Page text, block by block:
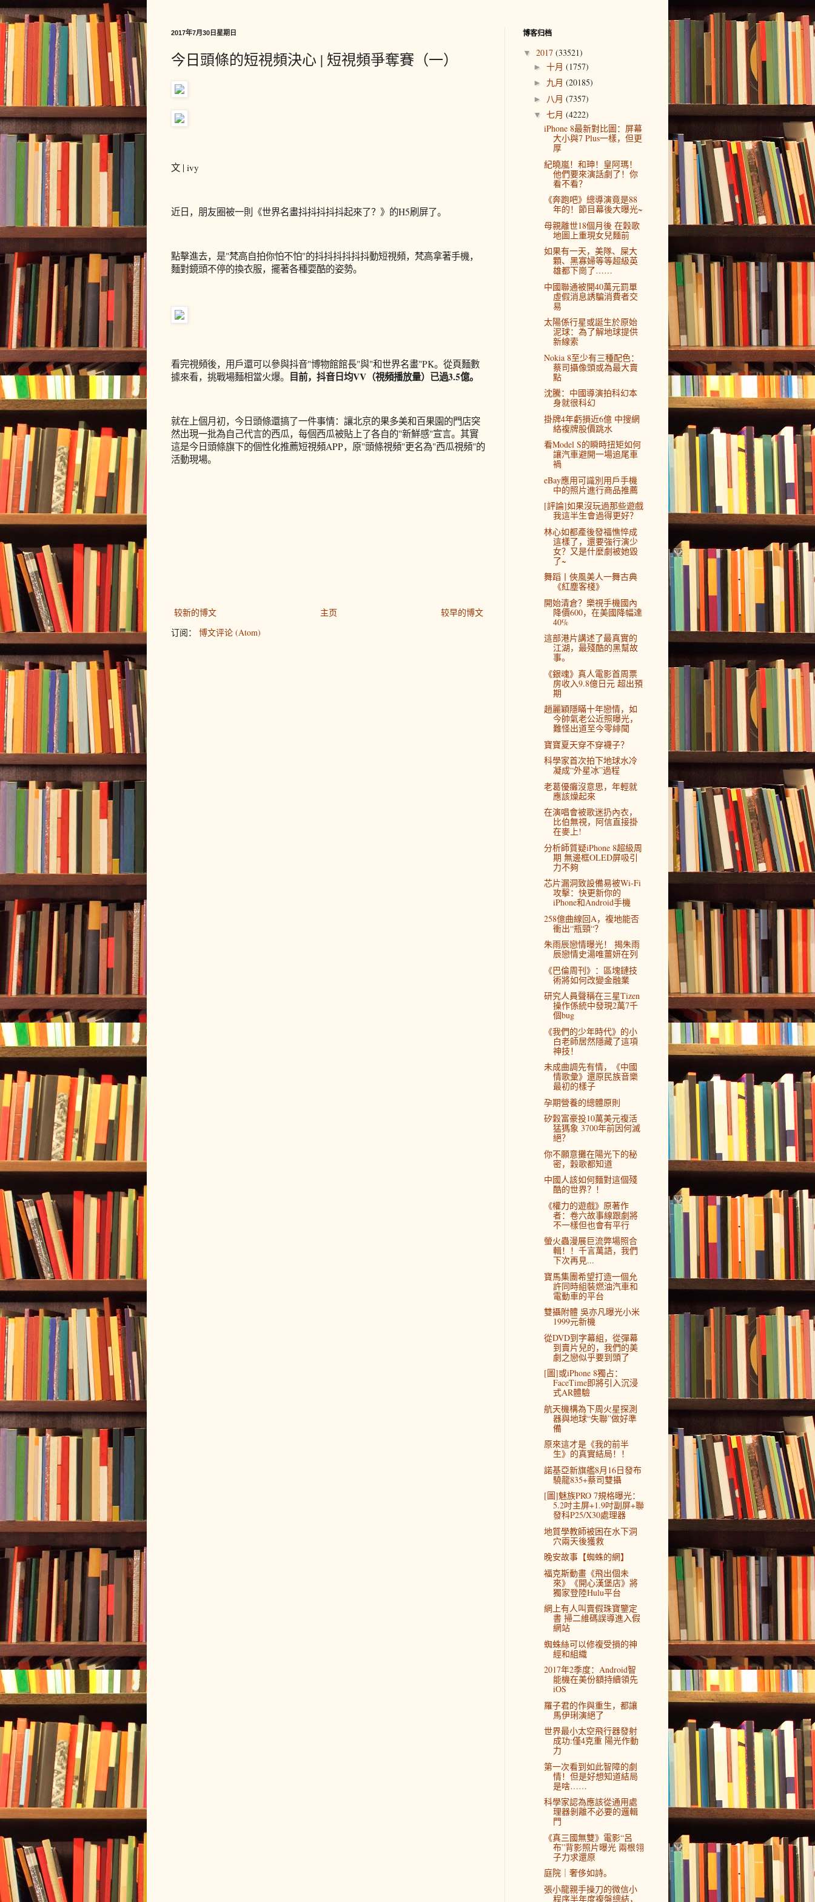
2017年7月30日星期日
今日頭條的短視頻決心 | 短視頻爭奪賽（一）
文 | ivy
近日，朋友圈被一則《世界名畫抖抖抖抖抖起來了？》的H5刷屏了。
點擊進去，是"梵高自拍你怕不怕"的抖抖抖抖抖抖動短視頻，梵高拿著手機，
麵對鏡頭不停的換衣服，擺著各種耍酷的姿勢。
看完視頻後，用戶還可以參與抖音"博物館館長"與"和世界名畫"PK。從頁麵數
據來看，挑戰場麵相當火爆。 目前，抖音日均VV（視頻播放量）已過3.5億。
就在上個月初，今日頭條還搞了一件事情：讓北京的果多美和百果園的門店突
然出現一批為自己代言的西瓜，每個西瓜被貼上了各自的"新鮮感"宣言。其實
這是今日頭條旗下的個性化推薦短視頻APP，原"頭條視頻"更名為"西瓜視頻"的
活動現場。
较新的博文 较早的博文
主页
订阅： 博文评论 (Atom)
博客归档
▼ 2017 (33521)
► 十月 (1757)
► 九月 (20185)
► 八月 (7357)
▼ 七月 (4222)
iPhone 8最新對比圖：屏幕
大小與7 Plus一樣，但更
厚
紀曉嵐！和珅！皇阿瑪！
他們要來演話劇了！你
看不看？
《奔跑吧》總導演竟是88
年的！節目幕後大曝光~
母親離世18個月後 在穀歌
地圖上重現女兒麵前
如果有一天，美隊、屎大
顆、黑寡婦等等超級英
雄都下崗了……
中國聯通被開40萬元罰單
虛假消息誘騙消費者交
易
太陽係行星或誕生於原始
泥球：為了解地球提供
新線索
Nokia 8至少有三種配色：
蔡司攝像頭或為最大賣
點
沈騰：中國導演拍科幻本
身就很科幻
掛牌4年虧損近6億 中搜網
絡複牌股價跳水
看Model S的瞬時扭矩如何
讓汽車避開一場追尾車
禍
eBay應用可識別用戶手機
中的照片進行商品推薦
[評論]如果沒玩過那些遊戲
我這半生會過得更好？
林心如都產後發福憔悴成
這樣了，還要強行演少
女？又是什麼劇被她毀
了~
舞蹈丨俠風美人一舞古典
《紅塵客棧》
開始清倉？樂視手機國內
降價600，在美國降幅達
40%
這部港片講述了最真實的
江湖，最殘酷的黑幫故
事。
《銀魂》真人電影首周票
房收入9.8億日元 超出預
期
趙麗穎隱瞞十年戀情，如
今帥氣老公近照曝光，
難怪出道至今零緋聞
寶寶夏天穿不穿襪子？
科學家首次拍下地球水冷
凝成“外星冰”過程
老葛優癱沒意思，年輕就
應該燥起來
在演唱會被歌迷扔內衣，
比伯無視，阿信直接掛
在麥上!
分析師質疑iPhone 8超級周
期 無邊框OLED屏吸引
力不夠
芯片漏洞致設備易被Wi-Fi
攻擊：快更新你的
iPhone和Android手機
258億曲線回A，複地能否
衝出“瓶頸“？
朱雨辰戀情曝光！ 揭朱雨
辰戀情史湯唯薑妍在列
《巴倫周刊》：區塊鏈技
術將如何改變金融業
研究人員聲稱在三星Tizen
操作係統中發現2萬7千
個bug
《我們的少年時代》的小
白老師居然隱藏了這項
神技！
未成曲調先有情，《中國
情歌彙》還原民族音樂
最初的樣子
孕期營養的總體原則
矽穀富豪投10萬美元複活
猛獁象 3700年前因何滅
絕？
你不願意攤在陽光下的秘
密，穀歌都知道
中國人該如何麵對這個殘
酷的世界？！
《權力的遊戲》原著作
者：卷六故事線跟劇將
不一樣但也會有平行
螢火蟲漫展巨流弊場照合
輯！！千言萬語，我們
下次再見...
寶馬集團希望打造一個允
許同時組裝燃油汽車和
電動車的平台
雙攝附體 吳亦凡曝光小米
1999元新機
從DVD到字幕組，從彈幕
到賣片兒的，我們的美
劇之戀似乎要到頭了
[圖]或iPhone 8獨占：
FaceTime即將引入沉浸
式AR體驗
航天機構為下周火星探測
器與地球“失聯”做好準
備
原來這才是《我的前半
生》的真實結局！！
諾基亞新旗艦8月16日發布
驍龍835+蔡司雙攝
[圖]魅族PRO 7規格曝光：
5.2吋主屏+1.9吋副屏+聯
發科P25/X30處理器
地質學教師被困在水下洞
穴兩天後獲救
晚安故事【蜘蛛的網】
福克斯動畫《飛出個未
來》《開心漢堡店》將
獨家登陸Hulu平台
網上有人叫賣假珠寶鑒定
書 掃二維碼誤導進入假
網站
蜘蛛絲可以修複受損的神
經和組織
2017年2季度：Android智
能機在美份額持續領先
iOS
羅子君的作與重生，都讓
馬伊琍演絕了
世界最小太空飛行器發射
成功:僅4克重 陽光作動
力
第一次看到如此智障的劇
情！但是好想知道結局
是啥……
科學家認為應該從通用處
理器剝離不必要的邏輯
門
《真三國無雙》電影“呂
布”背影照片曝光 兩根翎
子力求還原
庭院｜奢侈如詩。
張小龍親手操刀的微信小
程序半年度複盤總結，